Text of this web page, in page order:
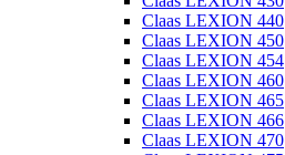
Claas LEXION 440
Claas LEXION 450
Claas LEXION 454
Claas LEXION 460
Claas LEXION 465
Claas LEXION 466
Claas LEXION 470